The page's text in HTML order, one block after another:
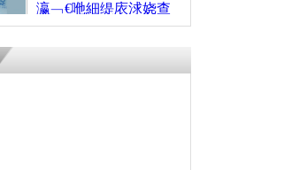
瀛﹁€咃細缇庡浗娆查
€间笢鍗椾簹涓庝腑鍥
熷悎浣� 涓ㄥ浗闄呰